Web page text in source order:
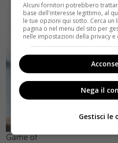
Game of
Alcuni fornitori potrebbero
base dell'interesse legittimo, al
le tue opzioni qui sotto. Cerca un
pagina o nel menu del sito per
nelle impostazioni della privacy e
Nega il
Gestisci le